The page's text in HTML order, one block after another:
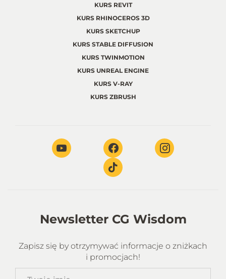
KURS REVIT
KURS RHINOCEROS 3D
KURS SKETCHUP
KURS STABLE DIFFUSION
KURS TWINMOTION
KURS UNREAL ENGINE
KURS V-RAY
KURS ZBRUSH
Newsletter CG Wisdom
Zapisz się by otrzymywać informacje o zniżkach
i promocjach!
Twoje